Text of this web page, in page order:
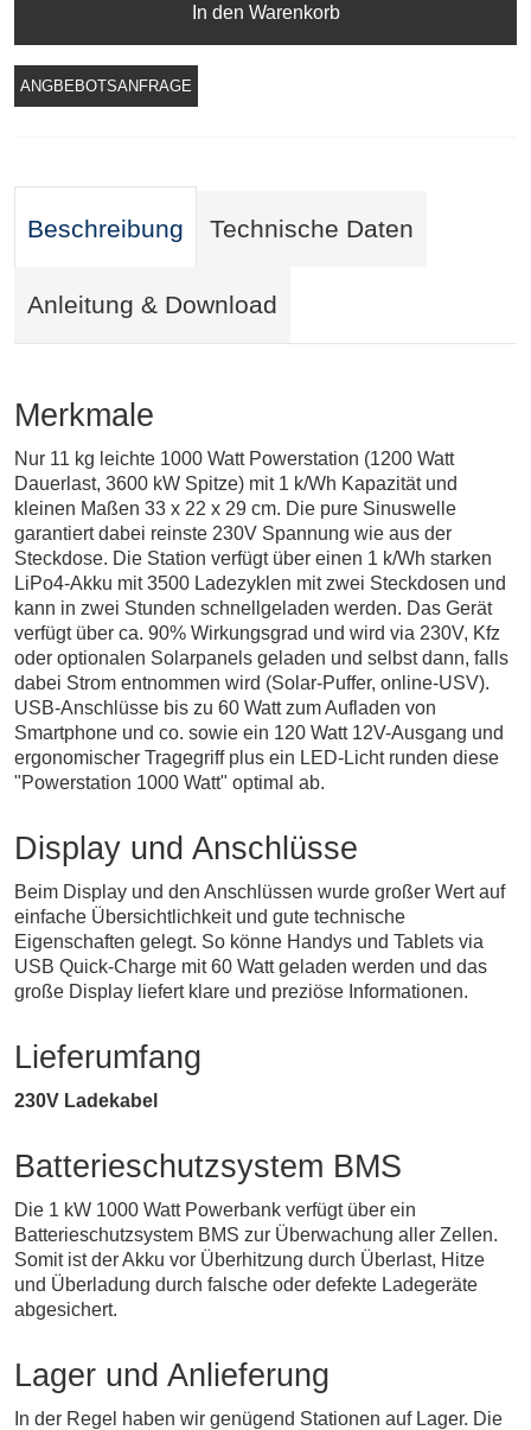
In den Warenkorb
ANGBEBOTSANFRAGE
Beschreibung Technische Daten
Anleitung & Download
Merkmale
Nur 11 kg leichte 1000 Watt Powerstation (1200 Watt
Dauerlast, 3600 kW Spitze) mit 1 k/Wh Kapazität und
kleinen Maßen 33 x 22 x 29 cm. Die pure Sinuswelle
garantiert dabei reinste 230V Spannung wie aus der
Steckdose. Die Station verfügt über einen 1 k/Wh starken
LiPo4-Akku mit 3500 Ladezyklen mit zwei Steckdosen und
kann in zwei Stunden schnellgeladen werden. Das Gerät
verfügt über ca. 90% Wirkungsgrad und wird via 230V, Kfz
oder optionalen Solarpanels geladen und selbst dann, falls
dabei Strom entnommen wird (Solar-Puffer, online-USV).
USB-Anschlüsse bis zu 60 Watt zum Aufladen von
Smartphone und co. sowie ein 120 Watt 12V-Ausgang und
ergonomischer Tragegriff plus ein LED-Licht runden diese
"Powerstation 1000 Watt" optimal ab.
Display und Anschlüsse
Beim Display und den Anschlüssen wurde großer Wert auf
einfache Übersichtlichkeit und gute technische
Eigenschaften gelegt. So könne Handys und Tablets via
USB Quick-Charge mit 60 Watt geladen werden und das
große Display liefert klare und preziöse Informationen.
Lieferumfang
230V Ladekabel
Batterieschutzsystem BMS
Die 1 kW 1000 Watt Powerbank verfügt über ein
Batterieschutzsystem BMS zur Überwachung aller Zellen.
Somit ist der Akku vor Überhitzung durch Überlast, Hitze
und Überladung durch falsche oder defekte Ladegeräte
abgesichert.
Lager und Anlieferung
In der Regel haben wir genügend Stationen auf Lager. Die